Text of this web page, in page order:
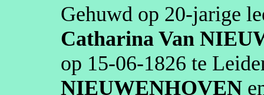
Gehuwd op 20‑jarige
Catharina Van
op 15‑06‑1826 te
NIEUWENHOVEN